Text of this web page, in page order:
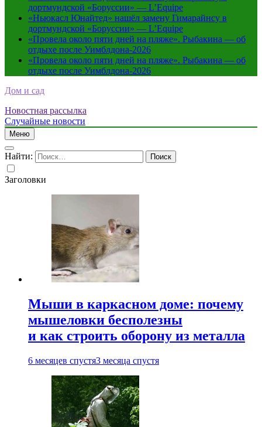
дортмундской «Боруссии» — L’Equipe
«Ньюкасл Юнайтед» нашёл замену Гимарайнсу в
дортмундской «Боруссии» — L’Equipe
«Провела около пяти дней на пляже». Рыбакина — об
отдыхе после Уимблдона-2026
«Провела около пяти дней на пляже». Рыбакина — об
отдыхе после Уимблдона-2026
Дом и сад
Новостная рассылка
Случайные новости
Меню
Найти:
Заголовки
Мыши в каркасном доме: почему
мышеловки бесполезны
и как строить оборону из металла
6 месяцев спустя3 месяца спустя